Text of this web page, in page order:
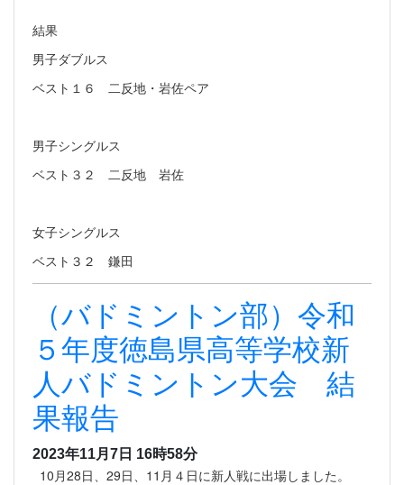
結果
男子ダブルス
ベスト１６ 二反地・岩佐ペア
男子シングルス
ベスト３２ 二反地 岩佐
女子シングルス
ベスト３２ 鎌田
（バドミントン部）令和
５年度徳島県高等学校新
人バドミントン大会 結
果報告
2023年11月7日 16時58分
10月28日、29日、11月４日に新人戦に出場しました。